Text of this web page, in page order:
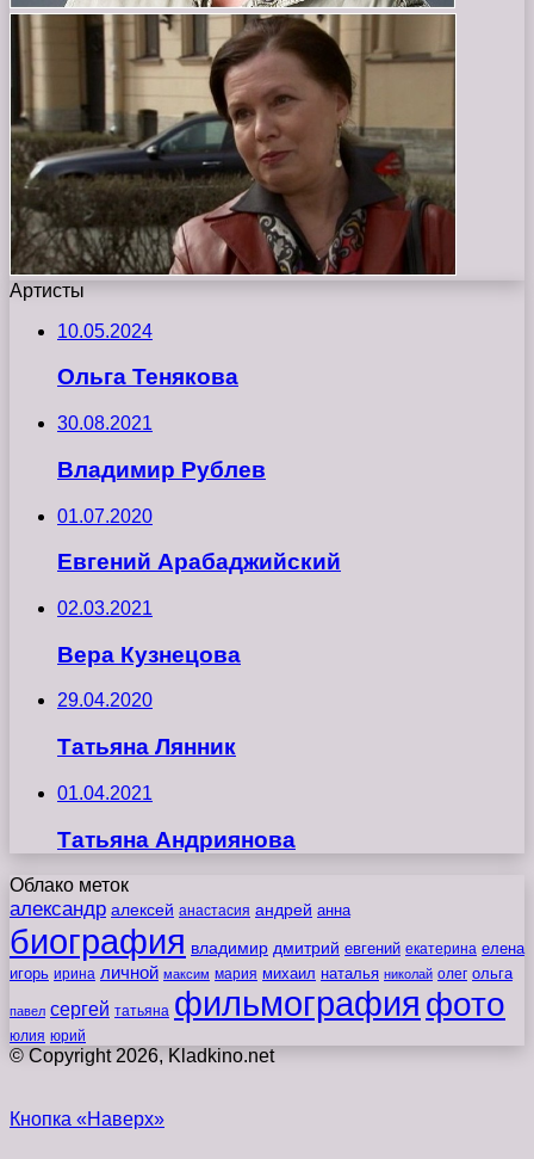
Артисты
10.05.2024
Ольга Тенякова
30.08.2021
Владимир Рублев
01.07.2020
Евгений Арабаджийский
02.03.2021
Вера Кузнецова
29.04.2020
Татьяна Лянник
01.04.2021
Татьяна Андриянова
Облако меток
александр алексей анастасия андрей анна
биография владимир дмитрий евгений екатерина елена
игорь ирина личной максим мария михаил наталья николай олег ольга
павел сергей татьяна фильмография фото
юлия юрий
© Copyright 2026, Kladkino.net
Кнопка «Наверх»